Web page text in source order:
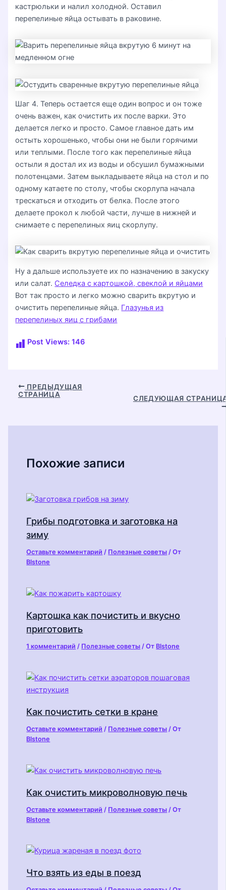
кастрюльки и налил холодной. Оставил
перепелиные яйца остывать в раковине.
Шаг 4. Теперь остается еще один вопрос и он тоже
очень важен, как очистить их после варки. Это
делается легко и просто. Самое главное дать им
остыть хорошенько, чтобы они не были горячими
или теплыми. После того как перепелиные яйца
остыли я достал их из воды и обсушил бумажными
полотенцами. Затем выкладываете яйца на стол и по
одному катаете по столу, чтобы скорлупа начала
трескаться и отходить от белка. После этого
делаете прокол к любой части, лучше в нижней и
снимаете с перепелиных яиц скорлупу.
Ну а дальше используете их по назначению в закуску
или салат. Селедка с картошкой, свеклой и яйцами
Вот так просто и легко можно сварить вкрутую и
очистить перепелиные яйца. Глазунья из
перепелиных яиц с грибами
Post Views: 146
Навигация
ПРЕДЫДУЩАЯ
СТРАНИЦА
СЛЕДУЮЩАЯ
Похожие записи
Грибы подготовка и заготовка на
зиму
Оставьте комментарий / Полезные советы / От
Blstone
Картошка как почистить и вкусно
приготовить
1 комментарий / Полезные советы / От Blstone
Как почистить сетки в кране
Оставьте комментарий / Полезные советы / От
Blstone
Как очистить микроволновую печь
Оставьте комментарий / Полезные советы / От
Blstone
Что взять из еды в поезд